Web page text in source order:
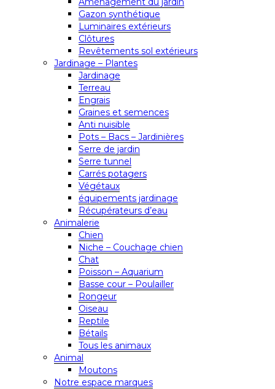
Gazon synthétique
Luminaires extérieurs
Clôtures
Revêtements sol extérieurs
Jardinage – Plantes
Jardinage
Terreau
Engrais
Graines et semences
Anti nuisible
Pots – Bacs – Jardinières
Serre de jardin
Serre tunnel
Carrés potagers
Végétaux
équipements jardinage
Récupérateurs d’eau
Animalerie
Chien
Niche – Couchage chien
Chat
Poisson – Aquarium
Basse cour – Poulailler
Rongeur
Oiseau
Reptile
Bétails
Tous les animaux
Animal
Moutons
Notre espace marques